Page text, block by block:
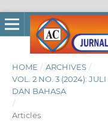
HOME / ARCHIVES /
VOL. 2 NO. 3 (2024):
DAN BAHASA
/
Articles